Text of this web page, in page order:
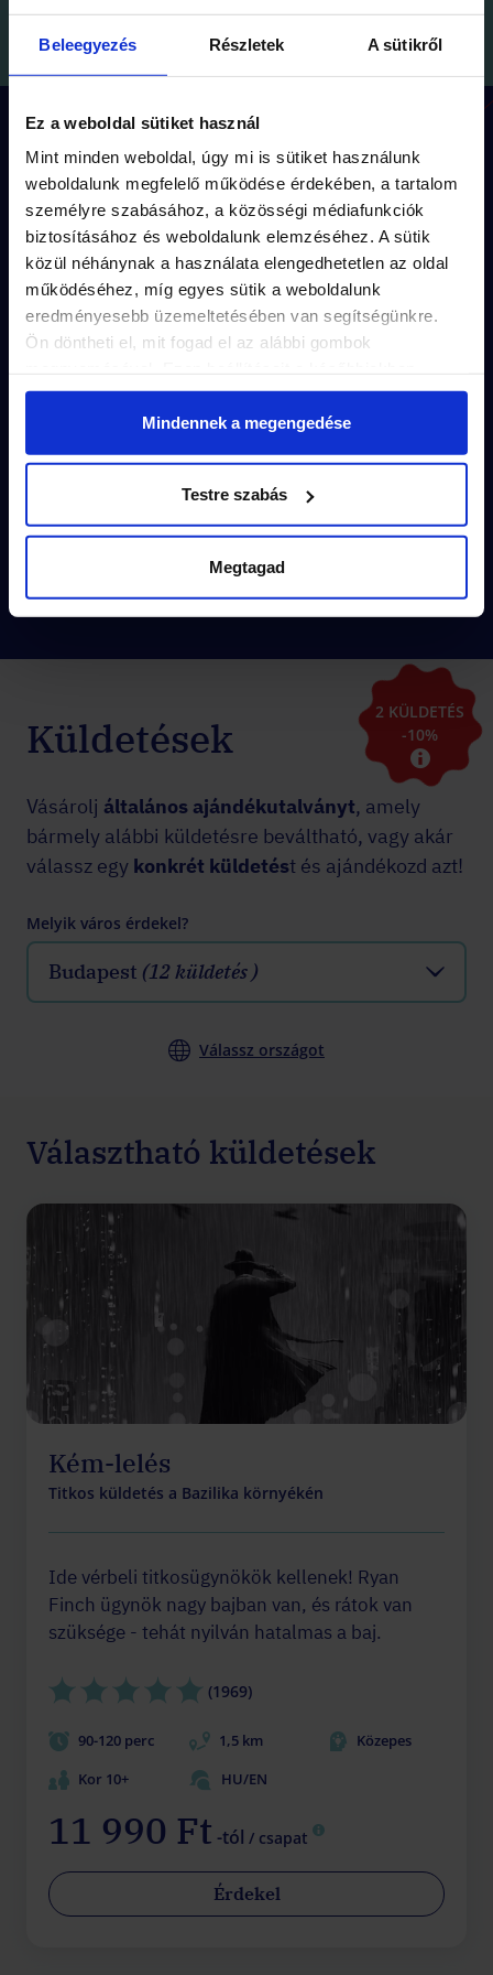
Beleegyezés Részletek A sütikről
Ez a weboldal sütiket használ
Mint minden weboldal, úgy mi is sütiket használunk
weboldalunk megfelelő működése érdekében, a tartalom
személyre szabásához, a közösségi médiafunkciók
biztosításához és weboldalunk elemzéséhez. A sütik
közül néhánynak a használata elengedhetetlen az oldal
működéséhez, míg egyes sütik a weboldalunk
eredményesebb üzemeltetésében van segítségünkre.
Ön döntheti el, mit fogad el az alábbi gombok
módosíthatja. További részletekről olvashat Adatkezelési
tájékoztatónkban.Mindennek a megengedése
Testre szabás
Megtagad
Hogyan működik a játék?
Minden küldetésnekegyedi útvonala(kb
1.5 km séta) éskerettörténetevan.
A feladványok a küldetésizgalmas
történetébe illeszkednek.
A várostitkos részleteirejtik a
megoldásokat.
Vedd meg pár kattintással és
Tovább olvasok
2 KÜLDETÉS
-10%
Küldetések
Vásárolj általános ajándékutalványt, amely
bármely alábbi küldetésre beváltható, vagy akár
válassz egy konkrét küldetést és ajándékozd azt!
Melyik város érdekel?
Budapest (12 küldetés )
Válassz országot
Választható küldetések
Kém-lelés
Titkos küldetés a Bazilika környékén
Ide vérbeli titkosügynökök kellenek! Ryan
Finch ügynök nagy bajban van, és rátok van
szüksége - tehát nyilván hatalmas a baj.
(1969)
90-120 perc 1,5 km
Közepes
Kor 10+
HU/EN
11 990 Ft -tól / csapat
Érdekel